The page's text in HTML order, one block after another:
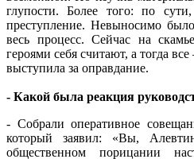
глупости. Более того: по
преступление. Невыносимо
весь процесс. Сейчас на
героями себя считают, а тогда
выступила за оправдание.
- Какой была реакция
- Собрали оперативное
который заявил: «Вы,
общественном порицании